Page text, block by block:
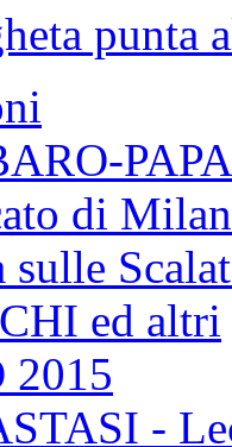
di
ed altri
2015
-